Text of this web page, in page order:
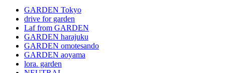
GARDEN Tokyo
drive for garden
Laf from GARDEN
GARDEN harajuku
GARDEN omotesando
GARDEN aoyama
lora. garden